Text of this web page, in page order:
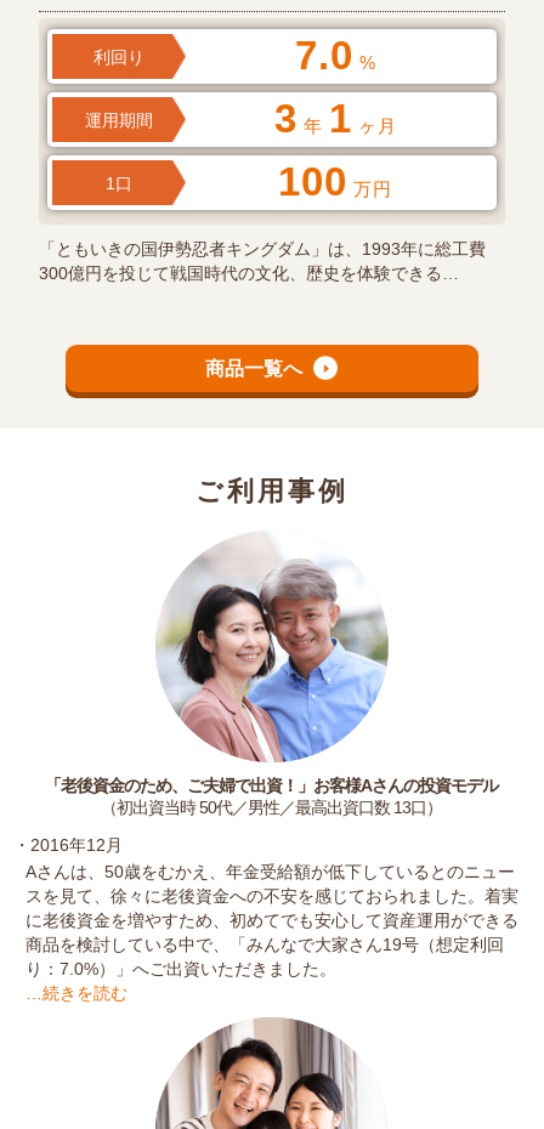
利回り 7.0 %
運用期間 3 年 1 ヶ月
1口 100 万円
「ともいきの国伊勢忍者キングダム」は、1993年に総工費
300億円を投じて戦国時代の文化、歴史を体験できる…
商品一覧へ
ご利用事例
「老後資金のため、ご夫婦で出資！」お客様Aさんの投資モデル
（初出資当時 50代／男性／最高出資口数 13口）
・2016年12月
Aさんは、50歳をむかえ、年金受給額が低下しているとのニュー
スを見て、徐々に老後資金への不安を感じておられました。着実
に老後資金を増やすため、初めてでも安心して資産運用ができる
商品を検討している中で、「みんなで大家さん19号（想定利回
り：7.0%）」へご出資いただきました。
…続きを読む